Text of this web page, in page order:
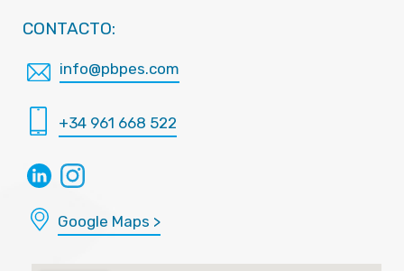
CONTACTO:
info@pbpes.com
+34 961 668 522
Google Maps >